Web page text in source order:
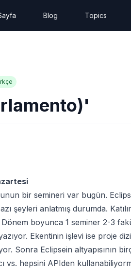
Blog Topics
bir semineri var bugün.
şeyleri anlatmış durumda.
boyunca 1 seminer 2-3
Ekentinin işlevi ise proje
Sonra Eclipsein altyapısının
vs. hepsini APIden